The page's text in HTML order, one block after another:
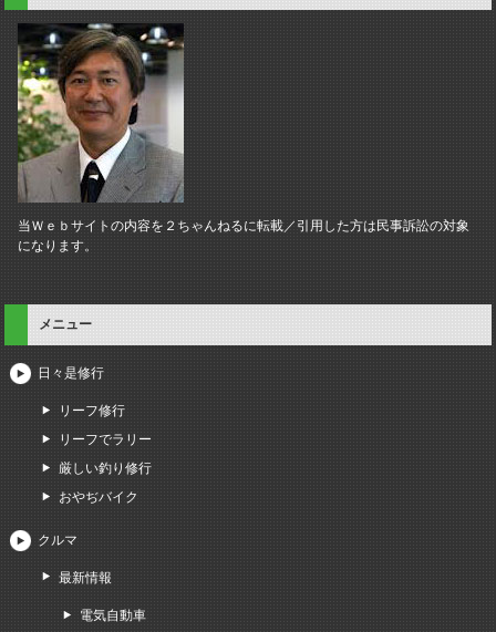
当Ｗｅｂサイトの内容を２ちゃんねるに転載／引用した方は民事訴訟の対象
になります。
メニュー
日々是修行
リーフ修行
リーフでラリー
厳しい釣り修行
おやぢバイク
クルマ
最新情報
電気自動車